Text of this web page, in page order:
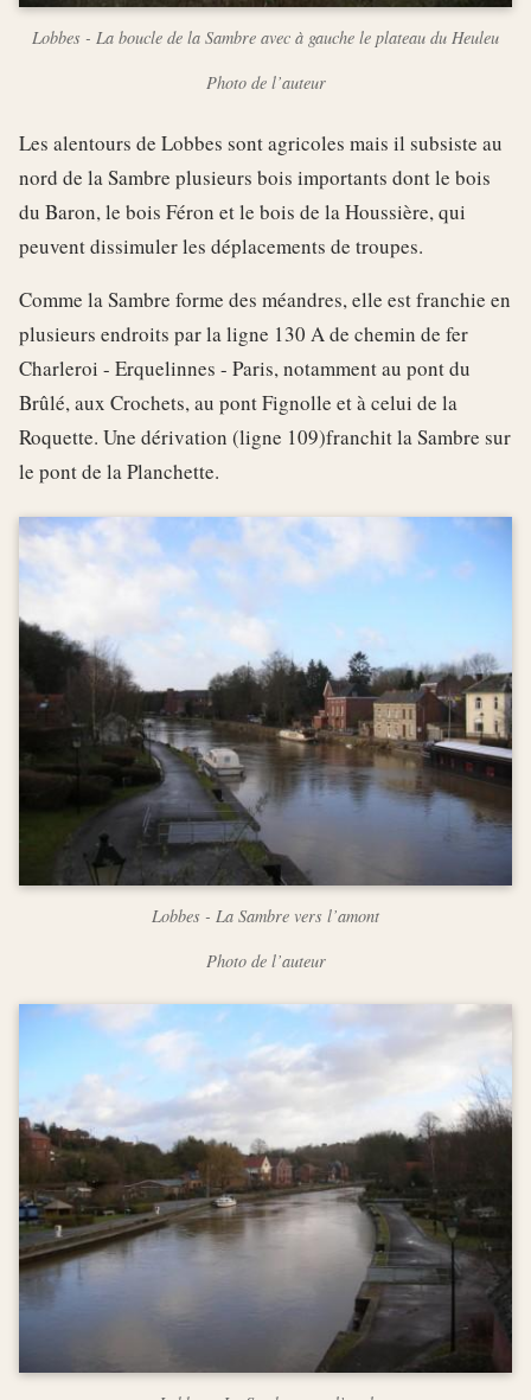
Lobbes - La boucle de la Sambre avec à gauche le plateau du Heuleu
Photo de l’auteur
Les alentours de Lobbes sont agricoles mais il subsiste au
nord de la Sambre plusieurs bois importants dont le bois
du Baron, le bois Féron et le bois de la Houssière, qui
peuvent dissimuler les déplacements de troupes.
Comme la Sambre forme des méandres, elle est franchie en
plusieurs endroits par la ligne 130 A de chemin de fer
Charleroi - Erquelinnes - Paris, notamment au pont du
Brûlé, aux Crochets, au pont Fignolle et à celui de la
Roquette. Une dérivation (ligne 109)franchit la Sambre sur
le pont de la Planchette.
Lobbes - La Sambre vers l’amont
Photo de l’auteur